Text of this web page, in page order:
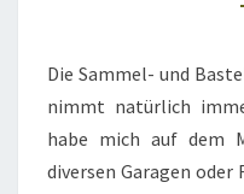
Die Sammel- und
nimmt natürlich
habe mich auf dem
diversen Garagen oder